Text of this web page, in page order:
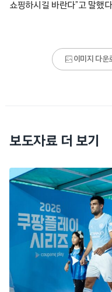
쇼핑하시길 바란다”고 말했
이미지 다운
보도자료 더 보기